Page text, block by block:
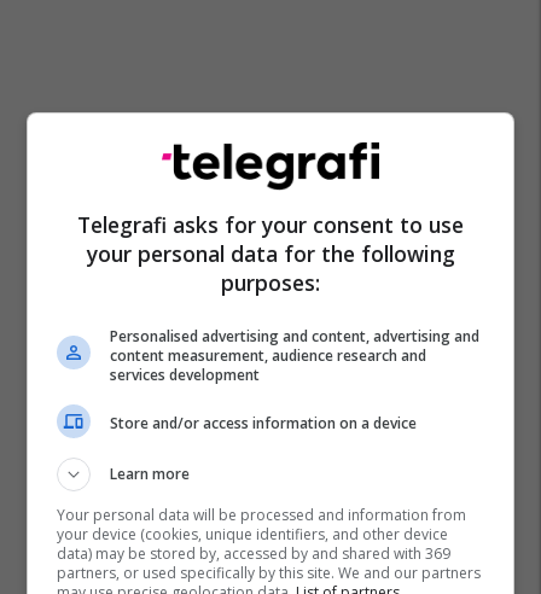
Telegrafi asks for your consent to use
your personal data for the following
purposes:
Personalised advertising and content, advertising and
content measurement, audience research and
services development
Store and/or access information on a device
Learn more
Your personal data will be processed and information from
your device (cookies, unique identifiers, and other device
data) may be stored by, accessed by and shared with 369
partners, or used specifically by this site. We and our partners